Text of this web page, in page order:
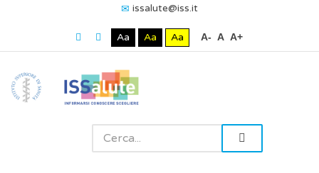
issalute@iss.it
Aa Aa Aa A- A A+